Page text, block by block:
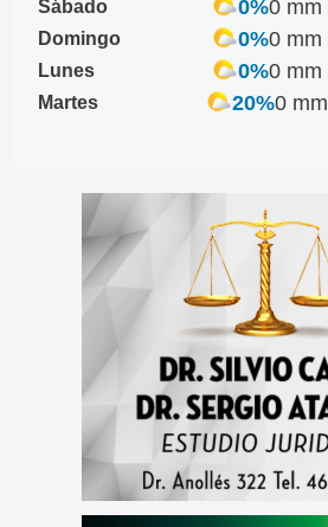
Sábado 0%0 mm
Domingo
0%0 mm
Lunes
0%0 mm
Martes
20%0 mm